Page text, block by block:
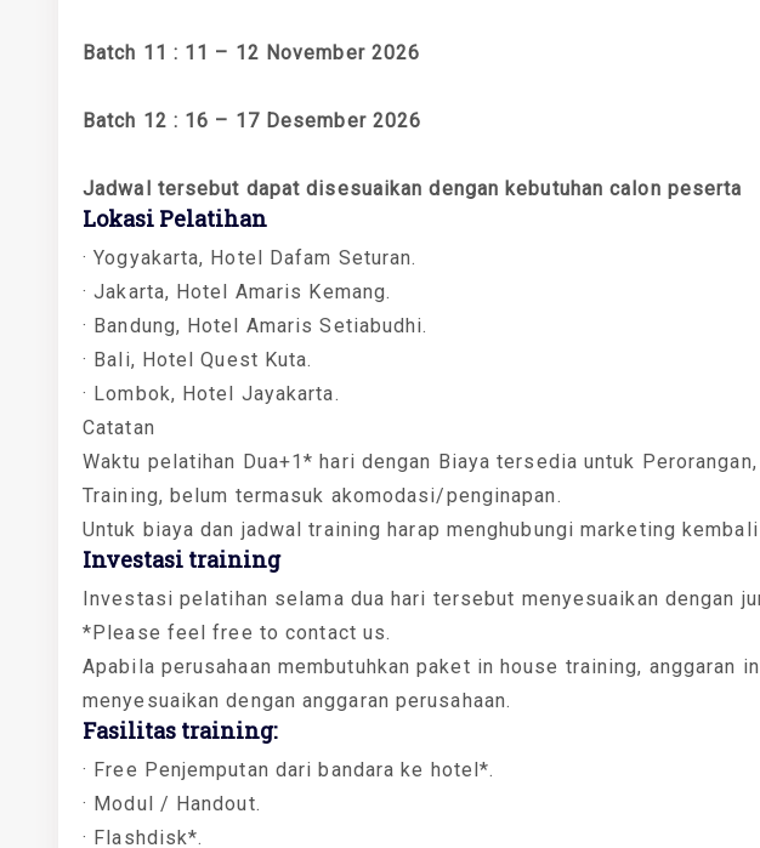
Batch 11 : 11 – 12 November 2026
Batch 12 : 16 – 17 Desember 2026
Jadwal tersebut dapat disesuaikan dengan kebutuhan calon peserta
Lokasi Pelatihan
· Yogyakarta, Hotel Dafam Seturan.
· Jakarta, Hotel Amaris Kemang.
· Bandung, Hotel Amaris Setiabudhi.
· Bali, Hotel Quest Kuta.
· Lombok, Hotel Jayakarta.
Catatan
Waktu pelatihan Dua+1* hari dengan Biaya tersedia untuk
Training, belum termasuk akomodasi/penginapan.
Untuk biaya dan jadwal training harap menghubungi marketing kembali
Investasi training
Investasi pelatihan selama dua hari tersebut menyesuaikan dengan
*Please feel free to contact us.
Apabila perusahaan membutuhkan paket in house training, anggaran
menyesuaikan dengan anggaran perusahaan.
Fasilitas training:
· Free Penjemputan dari bandara ke hotel*.
· Modul / Handout.
· Flashdisk*.